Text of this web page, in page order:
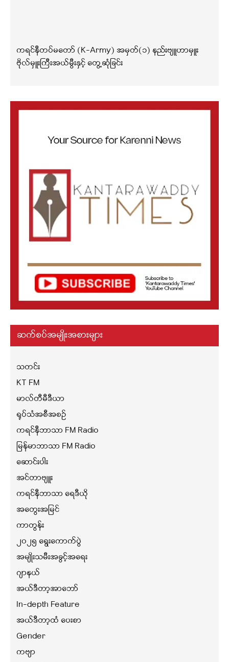
ကရင်နီတပ်မတော် (K-Army) အမှတ်(၁) နည်းဗျူဟာမှူး
ဗိုလ်မှူးကြီးအယ်မွီးနှင့် တွေ့ဆုံခြင်း
ဆက်စပ်အမျိုးအစားများ
သတင်း
KT FM
မာလ်တီမီဒီယာ
ရုပ်သံအစီအစဉ်
ကရင်နီဘာသာ FM Radio
မြန်မာဘာသာ FM Radio
ဆောင်းပါး
အင်တာဗျူး
ကရင်နီဘာသာ ရေဒီယို
အတွေးအမြင်
ကာတွန်း
၂၀၂၅ ရွေးကောက်ပွဲ
အမျိုးသမီးအခွင့်အရေး
ဂျာနယ်
အယ်ဒီတာ့အာဘော်
In-depth Feature
အယ်ဒီတာ့ထံ ပေးစာ
Gender
ကဗျာ